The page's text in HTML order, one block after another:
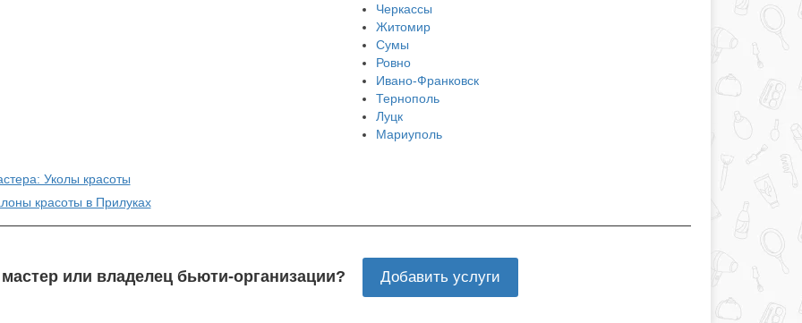
Черкассы
Житомир
Сумы
Ровно
Ивано-Франковск
Тернополь
Луцк
Мариуполь
Уколы красоты
красоты в Прилуках
или владелец бьюти-организации? Добавить услуги